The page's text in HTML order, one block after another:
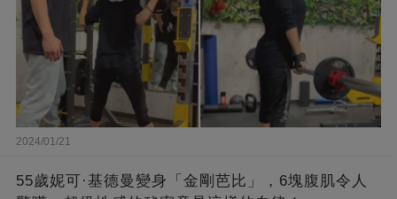
2024/01/21
55歲妮可·基德曼變身「金剛芭比」，6塊腹肌令人